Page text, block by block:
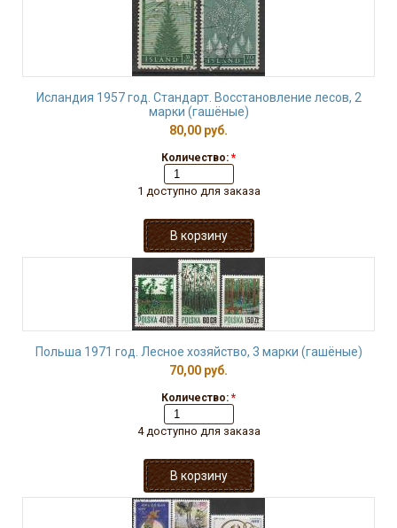
Исландия 1957 год. Стандарт. Восстановление лесов, 2
марки (гашёные)
80,00 руб.
Количество: *
1 доступно для заказа
Польша 1971 год. Лесное хозяйство, 3 марки (гашёные)
70,00 руб.
Количество: *
4 доступно для заказа